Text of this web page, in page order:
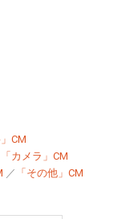
」CM
「カメラ」CM
／ 「その他」CM